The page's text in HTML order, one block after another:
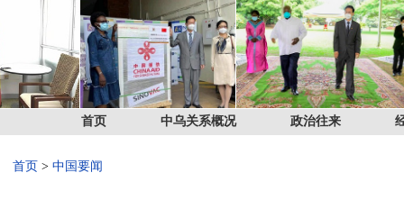
首页 中乌关系概况 政治往来
首页 > 中国要闻